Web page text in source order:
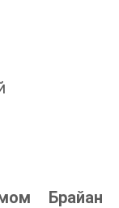
Брайан